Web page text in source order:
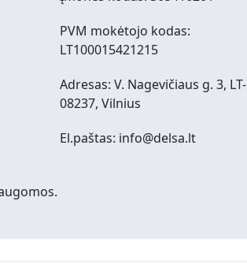
PVM mokėtojo kodas:
LT100015421215
Adresas: V. Nagevičiaus g. 3, LT-
08237, Vilnius
El.paštas: info@delsa.lt